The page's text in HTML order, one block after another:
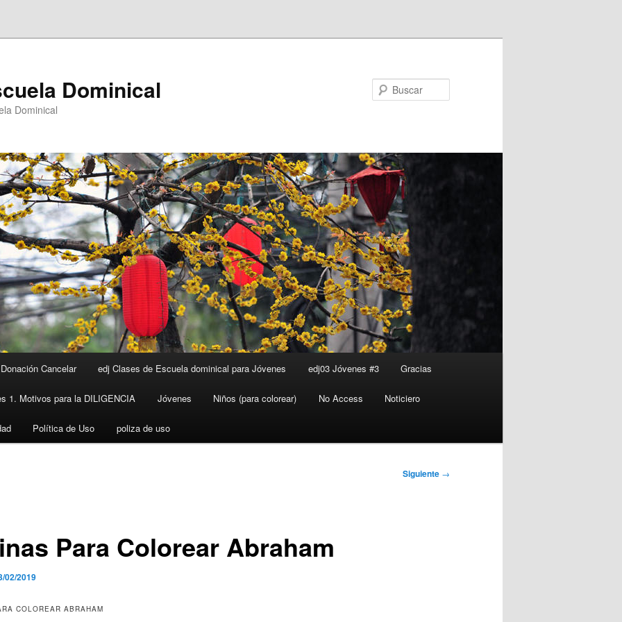
Dominical
Dominical
Donación Cancelar edj Clases de Escuela dominical para Jóvenes edj03 Jóvenes #3 Gracias
1. Motivos para la DILIGENCIA Jóvenes Niños (para colorear) No Access Noticiero
Política de Uso poliza de uso
Siguiente →
Para Colorear Abraham
02/2019
COLOREAR ABRAHAM